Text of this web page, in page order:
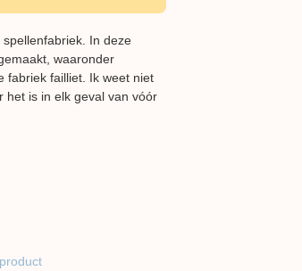
In deze
waaronder
fabriek failliet. Ik weet niet
het is in elk geval van vóór